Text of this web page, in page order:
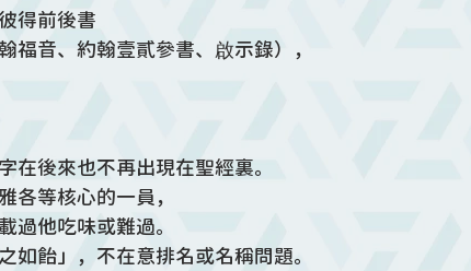
得前後書
福音、約翰壹貳參書、啟示錄），
在後來也不再出現在聖經裏。
各等核心的一員，
過他吃味或難過。
如飴」，不在意排名或名稱問題。